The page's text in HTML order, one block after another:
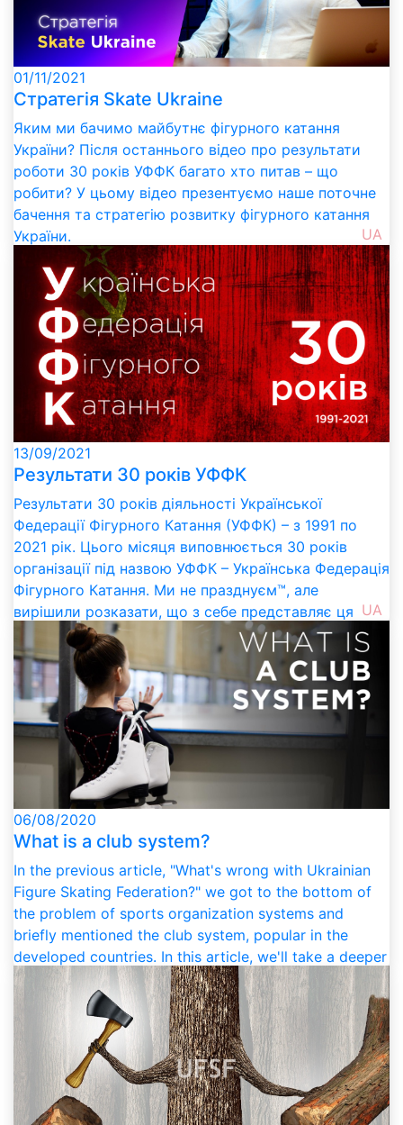
01/11/2021
Стратегія Skate Ukraine
Яким ми бачимо майбутнє фігурного катання
України? Після останнього відео про результати
роботи 30 років УФФК багато хто питав – що
робити? У цьому відео презентуємо наше поточне
бачення та стратегію розвитку фігурного катання
України.
UA
13/09/2021
Результати 30 років УФФК
Результати 30 років діяльності Української
Федерації Фігурного Катання (УФФК) – з 1991 по
2021 рік. Цього місяця виповнюється 30 років
організації під назвою УФФК – Українська Федерація
Фігурного Катання. Ми не празднуєм™, але
вирішили розказати, що з себе представляє ця
організація, та які її успіхи за 30 років статусу
"національної" по нашому улюбленому виду спорту.
Це відео особливо буде корисне тим, хто лише
нещодавно зв'язав своє життя з фігурним катанням
в Україні, і ще нічого не знає про цю організацію.
UA
06/08/2020
What is a club system?
In the previous article, "What's wrong with Ukrainian
Figure Skating Federation?" we got to the bottom of
the problem of sports organization systems and
briefly mentioned the club system, popular in the
developed countries. In this article, we'll take a deeper
look into the club sports system, learn the major
principles behind it, explore how it works (or how it
doesn't) in other countries, and debunk some of the
most popular myths about clubs in Ukraine .